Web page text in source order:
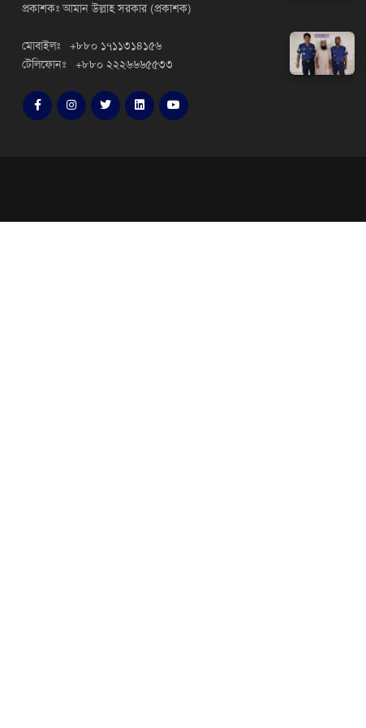
প্রকাশকঃ আমান উল্লাহ সরকার (প্রকাশক)
মোবাইলঃ +৮৮০ ১৭১১৩১৪১৫৬
টেলিফোনঃ +৮৮০ ২২২৬৬৬৫৫৩৩